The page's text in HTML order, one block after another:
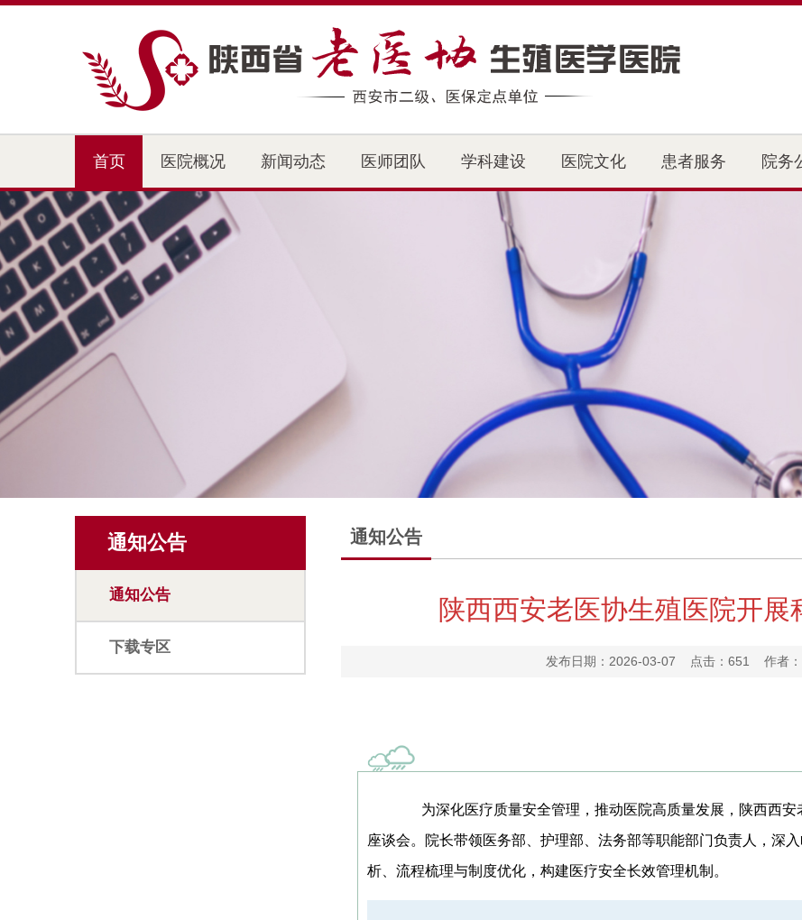
首页 医院概况 新闻动态 医师团队 学科建设 医院文化 患者服务 院务
通知公告
通知公告
下载专区
通知公告
陕西西安老医协生殖医院开
发布日期：2026-03-07 点击： 651 作者：
为深化医疗质量安全管理，推动医院高质量发展，陕西西安
座谈会。院长带领医务部、护理部、法务部等职能部门负责人，深
析、流程梳理与制度优化，构建医疗安全长效管理机制。